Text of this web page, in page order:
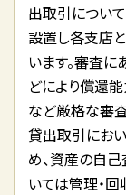
出取引につい
設置し各支店
います。審査に
どにより償還
など厳格な審
貸出取引にお
め、資産の自
いては管理・